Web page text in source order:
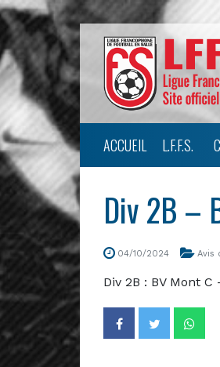
ACCUEIL L.F.F.S.
Div 2B –
04/10/2024 Avis
Div 2B : BV Mont